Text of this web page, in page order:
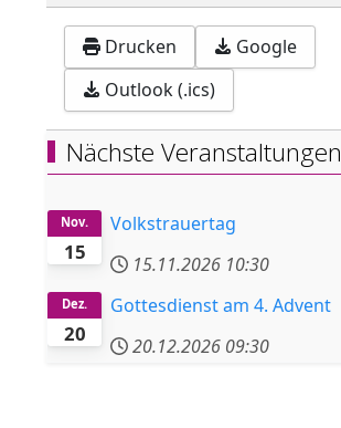
Drucken
Google
Outlook (.ics)
Nächste Veranstaltungen
15
Nov.
Volkstrauertag
15.11.2026 10:30
20
Dez.
Gottesdienst am 4. Advent
20.12.2026 09:30